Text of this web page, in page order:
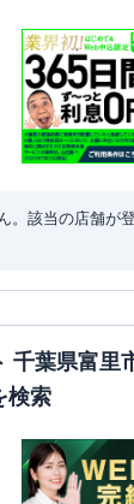
。該当の店舗が
千葉県富里
検索